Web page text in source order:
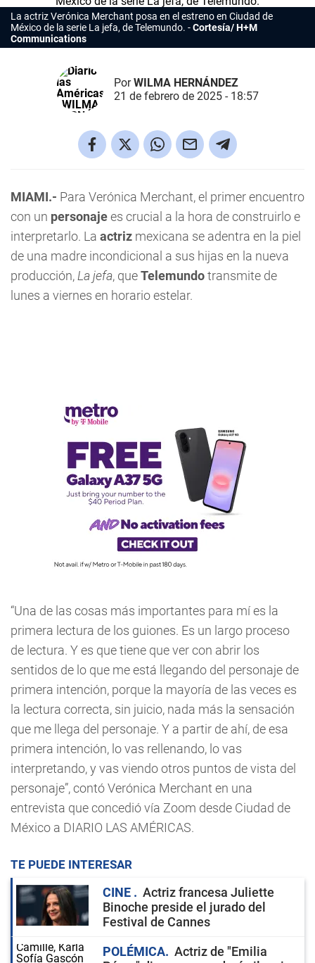
La actriz Verónica Merchant posa en el estreno en Ciudad de
México de la serie La jefa, de Telemundo.
Cortesía/ H+M
Communications
PorWILMA HERNÁNDEZ
21 de febrero de 2025 - 18:57
MIAMI.- Para Verónica Merchant, el primer encuentro
con un personajees crucial a la hora de construirlo e
interpretarlo. La actriz mexicana se adentra en la piel
de una madre incondicional a sus hijas en la nueva
producción, La jefa, queTelemundotransmite de
lunes a viernes en horario estelar.
“Una de las cosas más importantes para mí es la
primera lectura de los guiones. Es un largo proceso
de lectura. Y es que tiene que ver con abrir los
sentidos de lo que me está llegando del personaje de
primera intención, porque la mayoría de las veces es
la lectura correcta, sin juicio, nada más la sensación
que me llega del personaje. Y a partir de ahí, de esa
primera intención, lo vas rellenando, lo vas
interpretando, y vas viendo otros puntos de vista del
personaje”, contó Verónica Merchant en una
entrevista que concedió vía Zoom desde Ciudad de
México a DIARIO LAS AMÉRICAS.
TE PUEDE INTERESAR
CINE
Actriz francesa Juliette
Binoche preside el jurado del
Festival de Cannes
POLÉMICA
Actriz de "Emilia